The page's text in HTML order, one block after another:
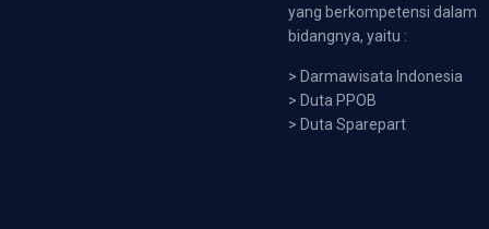
yang berkompetensi dalam
bidangnya, yaitu :
> Darmawisata Indonesia
> Duta PPOB
> Duta Sparepart